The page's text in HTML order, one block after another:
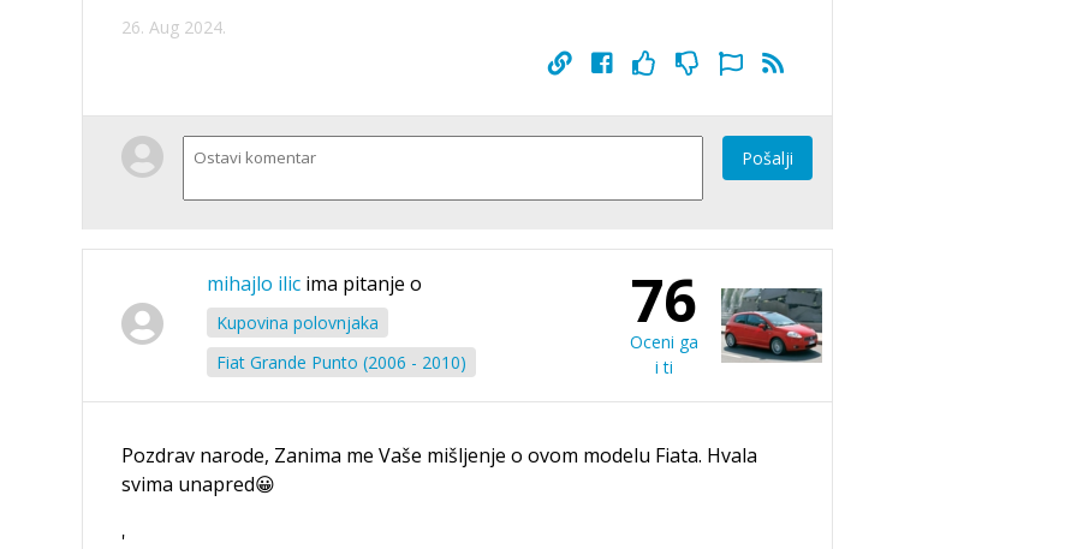
26. Aug 2024.
Pošalji
mihajlo ilic ima pitanje o
Kupovina polovnjaka
Fiat Grande Punto (2006 - 2010)
76
Oceni ga
i ti
Pozdrav narode, Zanima me Vaše mišljenje o ovom modelu Fiata. Hvala
svima unapred😀
'